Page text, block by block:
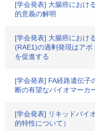
[学会発表] 大腸癌におけ
的意義の解明
[学会発表] 大腸癌におけ
(RAE1)の過剰発現はア
を促進する
[学会発表] FA経路遺伝子
断の有望なバイオマーカ
[学会発表] リキッドバイ
的特性について）